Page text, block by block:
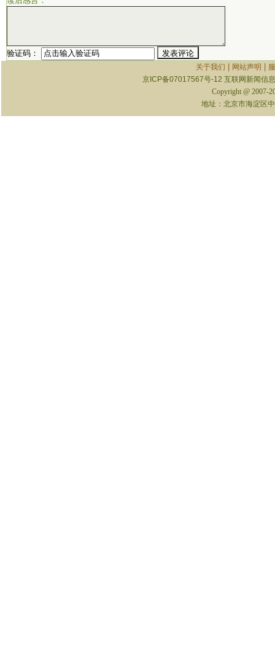
验证码：
关于我们 | 网站声明 |
京ICP备07017567号-12 互联网新闻信
Copyright @ 2007-
地址：北京市海淀区